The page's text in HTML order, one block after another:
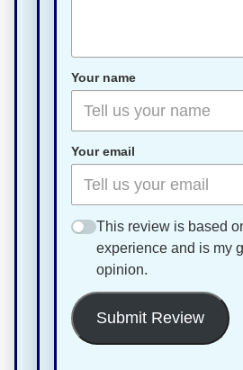
Your name
Your email
This review is based
experience and is my
opinion.
Submit Review